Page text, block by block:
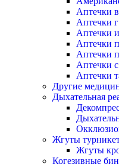
Аптечки
Аптечки
Аптечки
Аптечки
Аптечки
Аптечки
Аптечки
Другие
Дыхательная
Жгуты
Жгуты
Когезивные